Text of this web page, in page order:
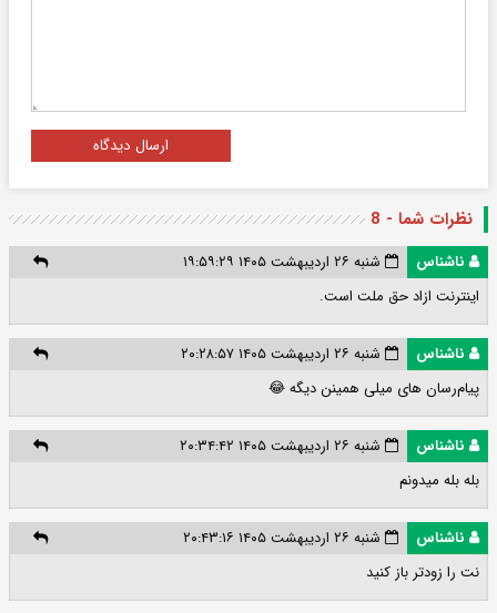
ارسال دیدگاه
نظرات شما - 8
ناشناس
شنبه ۲۶ اردیبهشت ۱۴۰۵ ۱۹:۵۹:۲۹
اینترنت ازاد حق ملت است.
ناشناس
شنبه ۲۶ اردیبهشت ۱۴۰۵ ۲۰:۲۸:۵۷
پیام‌رسان های میلی همینن دیگه 😂
ناشناس
شنبه ۲۶ اردیبهشت ۱۴۰۵ ۲۰:۳۴:۴۲
بله بله میدونم
ناشناس
شنبه ۲۶ اردیبهشت ۱۴۰۵ ۲۰:۴۳:۱۶
نت را زودتر باز کنید